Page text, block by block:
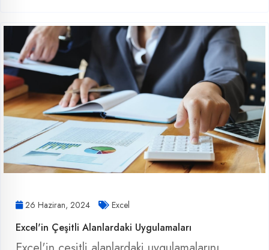
26 Haziran, 2024 Excel
Excel'in Çeşitli Alanlardaki Uygulamaları